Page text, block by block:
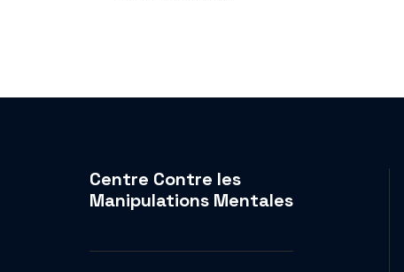
Centre Contre les
Manipulations Mentales